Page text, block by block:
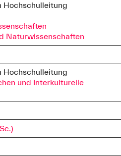
3125
Naturwissenschaften
und Interkulturelle